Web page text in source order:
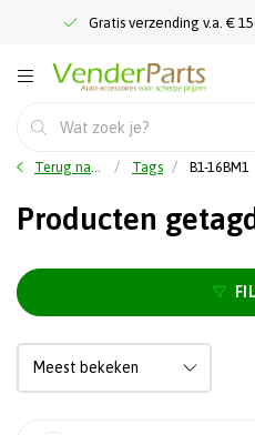
Gratis verzending v.a. €
Terug naar home Tags B1-16BM1
Producten